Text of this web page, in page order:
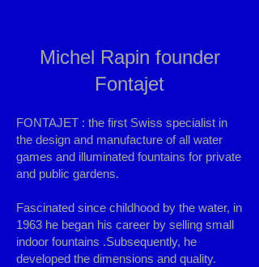
Michel Rapin founder
Fontajet
FONTAJET : the first Swiss specialist in
the design and manufacture of all water
games and illuminated fountains for private
and public gardens.
Fascinated since childhood by the water, in
1963 he began his career by selling small
indoor fountains .Subsequently, he
developed the dimensions and quality.